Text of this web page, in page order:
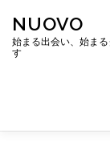
ッ
NUOVO
始まる出会い、始ま
す